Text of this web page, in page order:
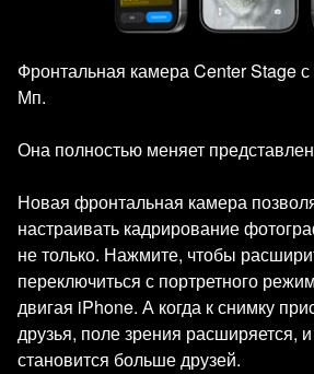
Фронтальная камера Center Stage
Мп.
Она полностью меняет
Новая фронтальная камера
настраивать кадрирование
не только. Нажмите, чтобы
переключиться с портретного
двигая iPhone. А когда к снимку
друзья, поле зрения расширяется,
становится больше друзей.